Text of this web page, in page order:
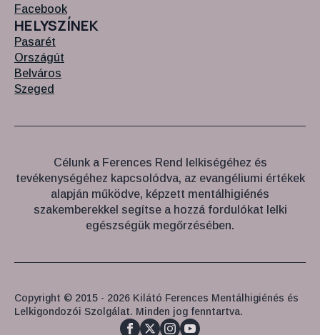
Facebook
HELYSZÍNEK
Pasarét
Országút
Belváros
Szeged
Célunk a Ferences Rend lelkiségéhez és
tevékenységéhez kapcsolódva, az evangéliumi értékek
alapján működve, képzett mentálhigiénés
szakemberekkel segítse a hozzá fordulókat lelki
egészségük megőrzésében.
Copyright © 2015 - 2026 Kilátó Ferences Mentálhigiénés és
Lelkigondozói Szolgálat. Minden jog fenntartva.